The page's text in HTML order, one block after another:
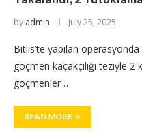
by admin July 25, 2025
Bitlis’te yapılan
göçmen kaçakçılığı teziyle 2
göçmenler …
READ MORE